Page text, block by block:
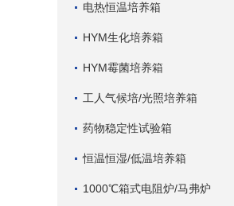
电热恒温培养箱
HYM生化培养箱
HYM霉菌培养箱
工人气候培/光照培养箱
药物稳定性试验箱
恒温恒湿/低温培养箱
1000℃箱式电阻炉/马弗炉